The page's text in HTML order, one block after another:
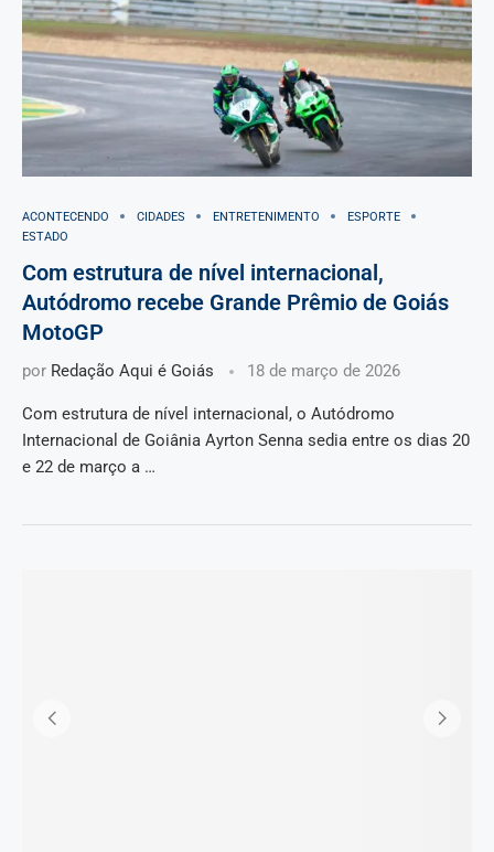
ACONTECENDO CIDADES ENTRETENIMENTO
ESPORTE
ESTADO
Com estrutura de nível internacional,
Autódromo recebe Grande Prêmio de Goiás
MotoGP
por Redação Aqui é Goiás 18 de março de 2026
Com estrutura de nível internacional, o Autódromo
Internacional de Goiânia Ayrton Senna sedia entre os dias 20
e 22 de março a …